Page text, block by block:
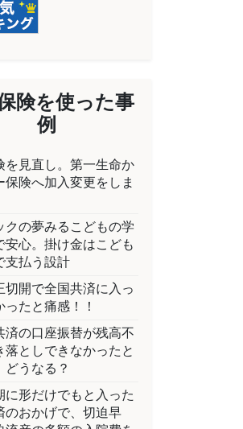
険を使った事
例
を見直し。第一生命か
保険へ加入変更をしま
クの夢みるこどもの学
安心。掛け金はこども
支払う設計
切開で全国共済に入っ
ったと痛感！！
済の口座振替が残高不
落としできなかったと
どうなる？
に形だけでもと入った
のおかげで、切迫早